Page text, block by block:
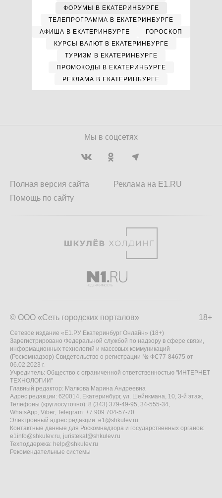
ФОРУМЫ В ЕКАТЕРИНБУРГЕ
ТЕЛЕПРОГРАММА В ЕКАТЕРИНБУРГЕ
АФИША В ЕКАТЕРИНБУРГЕ
ГОРОСКОП
КУРСЫ ВАЛЮТ В ЕКАТЕРИНБУРГЕ
ТУРИЗМ В ЕКАТЕРИНБУРГЕ
ПРОМОКОДЫ В ЕКАТЕРИНБУРГЕ
РЕКЛАМА В ЕКАТЕРИНБУРГЕ
Мы в соцсетях
Полная версия сайта
Помощь по сайту
Реклама на E1.RU
18+
© ООО «Сеть городских порталов»
Сетевое издание «Е1.РУ Екатеринбург Онлайн» (18+)
Зарегистрировано Федеральной службой по надзору в сфере связи,
информационных технологий и массовых коммуникаций
(Роскомнадзор) Свидетельство о регистрации № ФС77-84675 от
06.02.2023 г.
Учредитель: Общество с ограниченной ответственностью "ИНТЕРНЕТ
ТЕХНОЛОГИИ"
Главный редактор: Малкова Марина Андреевна
Адрес редакции: 620014, Екатеринбург, ул. Шейнкмана, 10, 3-й этаж,
Телефоны (круглосуточно): 8 (343) 379-49-95, 34-555-34,
WhatsApp, Viber, Telegram: +7 909 704-57-70
Электронный адрес редакции: e1@shkulev.ru
Контактные данные для Роскомнадзора и государственных органов:
e1info@shkulev.ru, juristekat@shkulev.ru
Техподдержка: help@shkulev.ru
Рекомендательные системы